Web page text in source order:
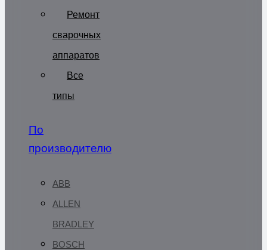
Ремонт
сварочных
аппаратов
Все
типы
По
производителю
ABB
ALLEN
BRADLEY
BOSCH